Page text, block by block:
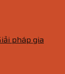
pháp gia